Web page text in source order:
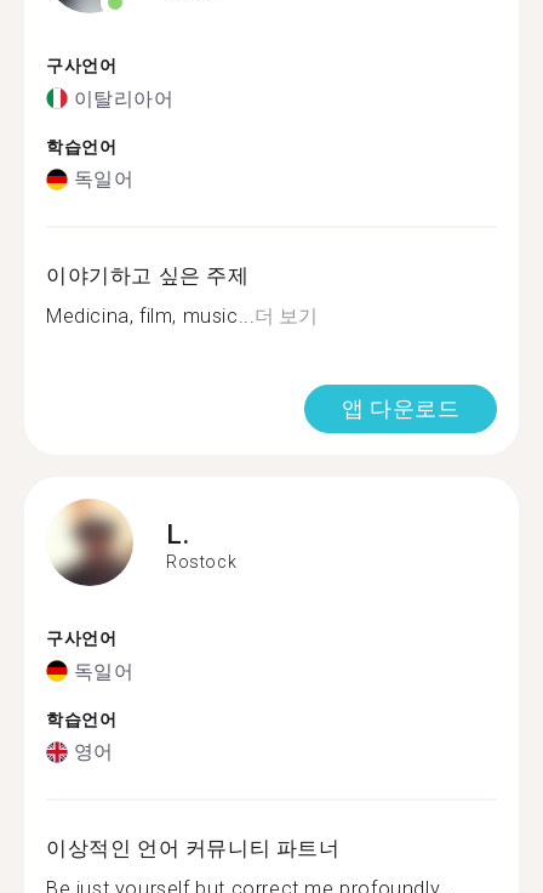
구사언어
이탈리아어
학습언어
독일어
이야기하고 싶은 주제
Medicina, film, music...더 보기
앱 다운로드
L.
Rostock
구사언어
독일어
학습언어
영어
이상적인 언어 커뮤니티 파트너